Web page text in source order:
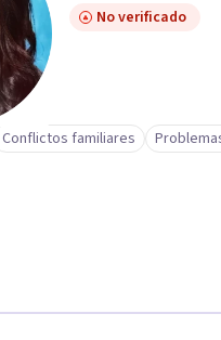
No verificado
Conflictos familiares